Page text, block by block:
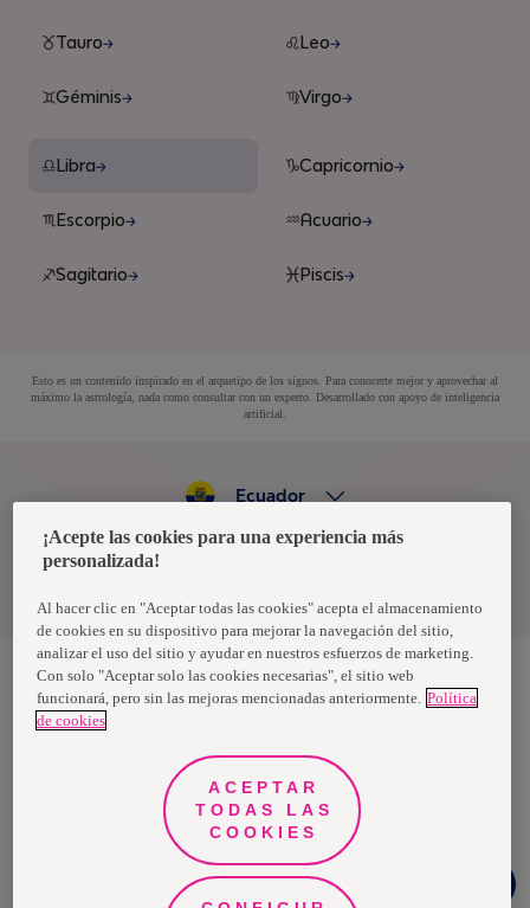
Tauro
Géminis
Leo
Virgo
Libra
Escorpio
Sagitario
Capricornio
Acuario
Piscis
Esto es un contenido inspirado en el arquetipo de los signos. Para conocerte mejor y aprovechar al
máximo la astrología, nada como consultar con un experto. Desarrollado con apoyo de inteligencia
artificial.
Política de privacidad de datos
Ecuador
Nosotras, una marca de Essity - una compañía global líder en
higiene y salud. Cada día, mil millones de personas, en todo el
propósito es romper barreras por el bienestar en beneficio de
consumidores, pacientes, cuidadores, clientes y la sociedad en
general. Vendemos en aproximadamente 150 países bajo las
principales marcas globales TENA y Tork, así como otras marcas
como Actimove, Cutimed, JOBST, Knix, Leukoplast, Libero, Libresse,
Lotus, Modibodi, Nosotras, Saba, Tempo, TOM Organic y Zewa. En
2024, Essity tuvo ventas de aproximadamente 13 mil millones de
euros y empleó a 36,000 personas. La sede de la compañía está
ubicada en Estocolmo, Suecia, y Essity cotiza en Nasdaq Estocolmo.
¡Acepte las cookies para una experiencia más
personalizada!
Al hacer clic en "Aceptar todas las cookies" acepta el almacenamiento
de cookies en su dispositivo para mejorar la navegación del sitio,
analizar el uso del sitio y ayudar en nuestros esfuerzos de marketing.
Con solo "Aceptar solo las cookies necesarias", el sitio web
funcionará, pero sin las mejoras mencionadas anteriormente. Política
de cookies
ACEPTAR
TODAS LAS
COOKIES